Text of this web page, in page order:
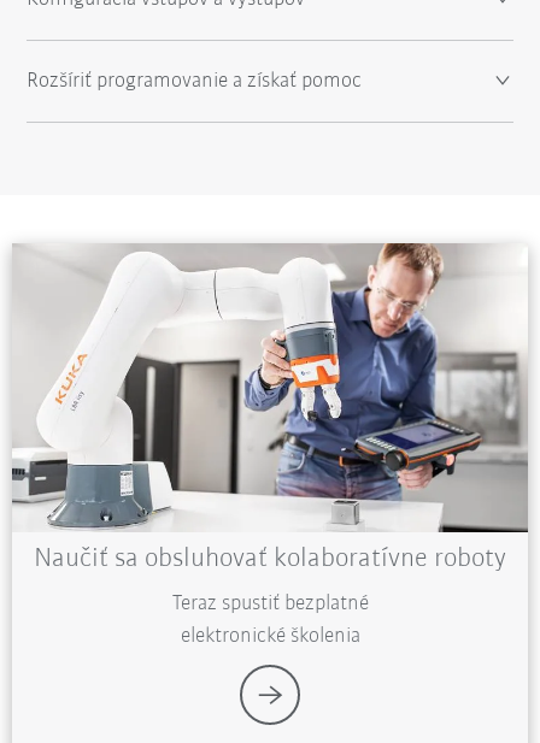
Rozšíriť programovanie a získať pomoc
Naučiť sa obsluhovať kolaboratívne roboty
Teraz spustiť bezplatné
elektronické školenia